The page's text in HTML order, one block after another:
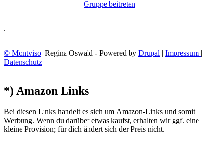
Gruppe beitreten
.
© Montviso Regina Oswald - Powered by Drupal | Impressum |
Datenschutz
*) Amazon Links
Bei diesen Links handelt es sich um Amazon-Links und somit
Werbung. Wenn du darüber etwas kaufst, erhalten wir ggf. eine
kleine Provision; für dich ändert sich der Preis nicht.